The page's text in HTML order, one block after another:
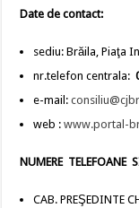
Date de contact:
sediu: Brăila, Piaţa
nr.telefon centrala:
e-mail:
web :www.portal-
NUMERE TELEFOANE
CAB. PREŞEDINTE